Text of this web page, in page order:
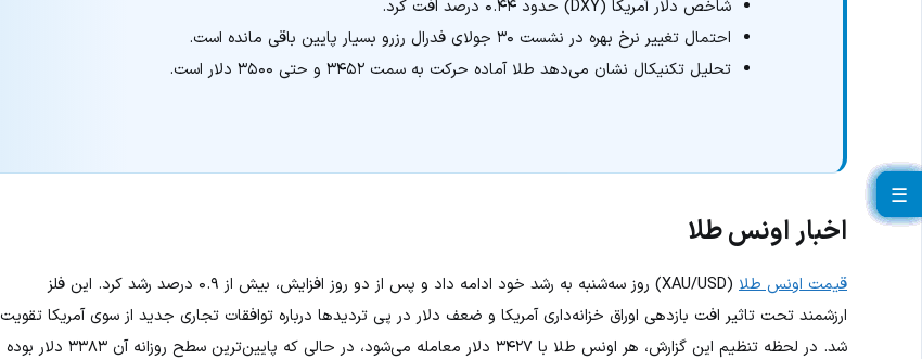
شاخص دلار آمریکا (DXY) حدود ۰.۴۴ درصد افت کرد.
احتمال تغییر نرخ بهره در نشست ۳۰ جولای فدرال رزرو بسیار پایین باقی مانده است.
تحلیل تکنیکال نشان می‌دهد طلا آماده حرکت به سمت ۳۴۵۲ و حتی ۳۵۰۰ دلار است.
اخبار اونس طلا
قیمت اونس طلا
(XAU/USD) روز سه‌شنبه به رشد خود ادامه داد و پس از دو روز افزایش، بیش از ۰.۹ درصد رشد کرد. این فلز
ارزشمند تحت تاثیر افت بازدهی اوراق خزانه‌داری آمریکا و ضعف دلار در پی تردیدها درباره توافقات تجاری جدید از سوی آمریکا تقویت
شد. در لحظه تنظیم این گزارش، هر اونس طلا با ۳۴۲۷ دلار معامله می‌شود، در حالی که پایین‌ترین سطح روزانه آن ۳۳۸۳ دلار بوده
☰
☰
☰
☰
☰
☰
☰
☰
☰
☰
☰
☰
☰
☰
☰
☰
☰
☰
☰